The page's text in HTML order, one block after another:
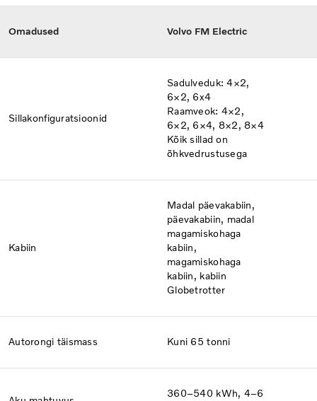
Omadused Volvo FM Electric
Sillakonfiguratsioonid
Sadulveduk: 4×2,
6×2, 6x4​​
Raamveok: 4×2,
6×2, 6×4, 8×2, 8×4
Kõik sillad on
õhkvedrustusega
Kabiin
Madal päevakabiin,
päevakabiin, madal
magamiskohaga
kabiin,
magamiskohaga
kabiin, kabiin
Globetrotter
Autorongi täismass Kuni 65 tonni
360–540 kWh, 4–6